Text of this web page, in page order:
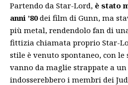
Partendo da Star-Lord, è stato
anni ’80dei film di Gunn, ma
più metal, rendendolo fan di
fittizia chiamata proprio Star-
stile è venuto spontaneo, con le
vanno da maglie strappate a
indosserebbero i membri dei